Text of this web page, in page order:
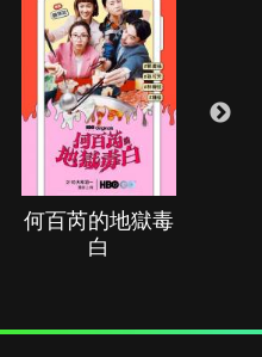
何百芮的地獄毒
白